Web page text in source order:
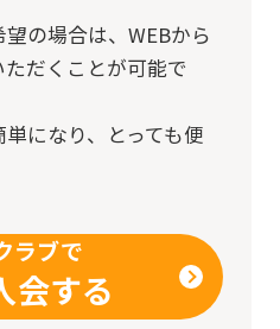
の場合は、 WEBから
だくことが可能で
になり、とっても便
ラブで
会する
ask
that
you
this
before
using